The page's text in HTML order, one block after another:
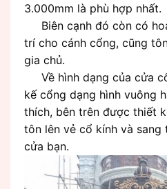
3.000mm là phù hợp nhất.
Biên cạnh đó còn có
trí cho cánh cổng, cũng
gia chủ.
Về hình dạng của cửa
kế cổng dạng hình vuông
thích, bên trên được thiết
tôn lên vẻ cổ kính và
cửa bạn.